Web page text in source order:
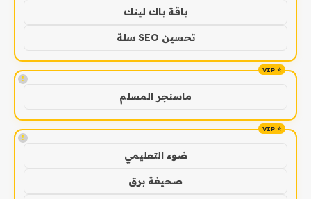
باقة باك لينك
تحسين SEO سلة
!
ماسنجر المسلم
!
ضوء التعليمي
صحيفة برق